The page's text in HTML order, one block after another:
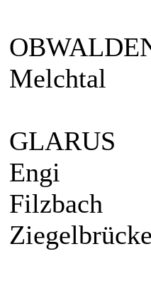
Melchtal
GLARUS
Engi
Filzbach
Ziegelbrücke